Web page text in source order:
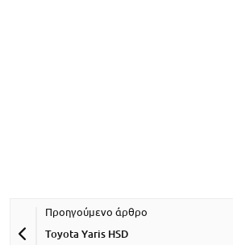
Toyota Yaris HSD